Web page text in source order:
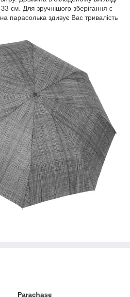
см. Для зручнішого зберігання є
парасолька здивує Вас тривалість
Parachase